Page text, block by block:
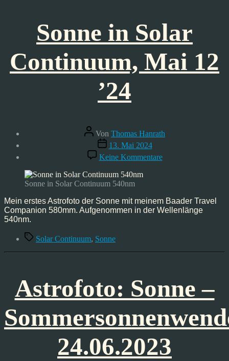
Sonne in Solar
Continuum, Mai 12
’24
Beitragsautor
Von Thomas Hanrath
Veröffentlichungsdatum
13. Mai 2024
Keine Kommentarezu
Sonne
Mai
12
Sonne in Solar Continuum 540nm
Mein erstes Astrofoto der Sonne mit meinem Baader Travel
Companion 580mm. Aufgenommen in der Wellenlänge
540nm.
Schlagwörter
Solar Continuum, Sonne
Astrofoto: Sonne –
24.06.2023